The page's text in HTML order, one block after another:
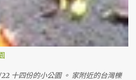
次人比較多，就開始有擁擠的感覺
禪寺走走，遺憾。 Generated by
十四份的小公園 。 家附近的台灣櫟